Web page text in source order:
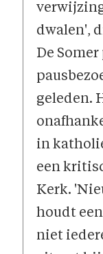
dwalen',
De
geleden.
in
een
Kerk.
houdt
niet